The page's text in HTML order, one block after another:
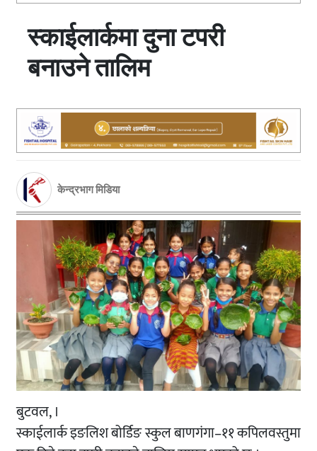
स्काईलार्कमा दुना टपरी
बनाउने तालिम
केन्द्रभाग मिडिया
बुटवल, ।
स्काईलार्क इङलिश बोर्डिङ स्कुल बाणगंगा–११ कपिलवस्तुमा